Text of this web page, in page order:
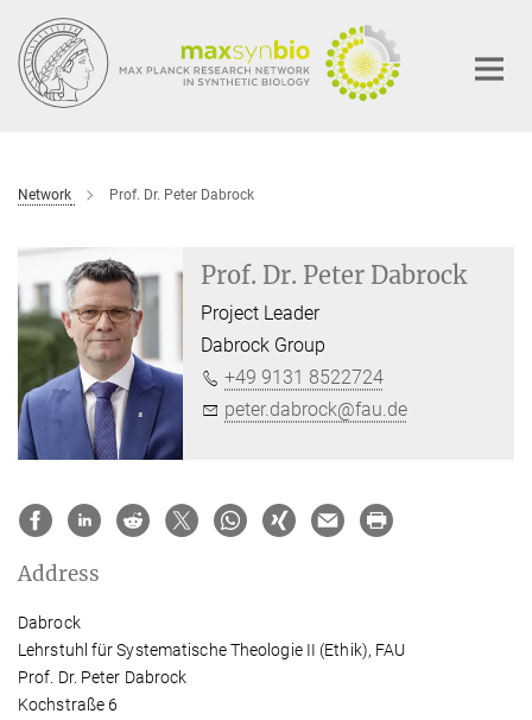
Main-
Content
Network Prof. Dr. Peter Dabrock
Prof. Dr. Peter Dabrock
Project Leader
Dabrock Group
+49 9131 8522724
peter.dabrock@fau.de
Address
Dabrock
Lehrstuhl für Systematische Theologie II (Ethik), FAU
Prof. Dr. Peter Dabrock
Kochstraße 6